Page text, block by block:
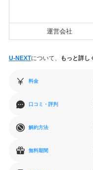
運営会社
U-NEXTについて、 もっと詳し
料金
口コミ・評判
解約方法
無料期間